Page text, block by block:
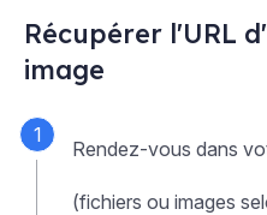
Récupérer l'URL
image
Rendez-vous dans
(fichiers ou images